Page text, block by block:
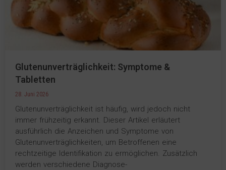
Glutenunverträglichkeit: Symptome &
Tabletten
28. Juni 2026
Glutenunverträglichkeit ist häufig, wird jedoch nicht
immer frühzeitig erkannt. Dieser Artikel erläutert
ausführlich die Anzeichen und Symptome von
Glutenunverträglichkeiten, um Betroffenen eine
rechtzeitige Identifikation zu ermöglichen. Zusätzlich
werden verschiedene Diagnose-